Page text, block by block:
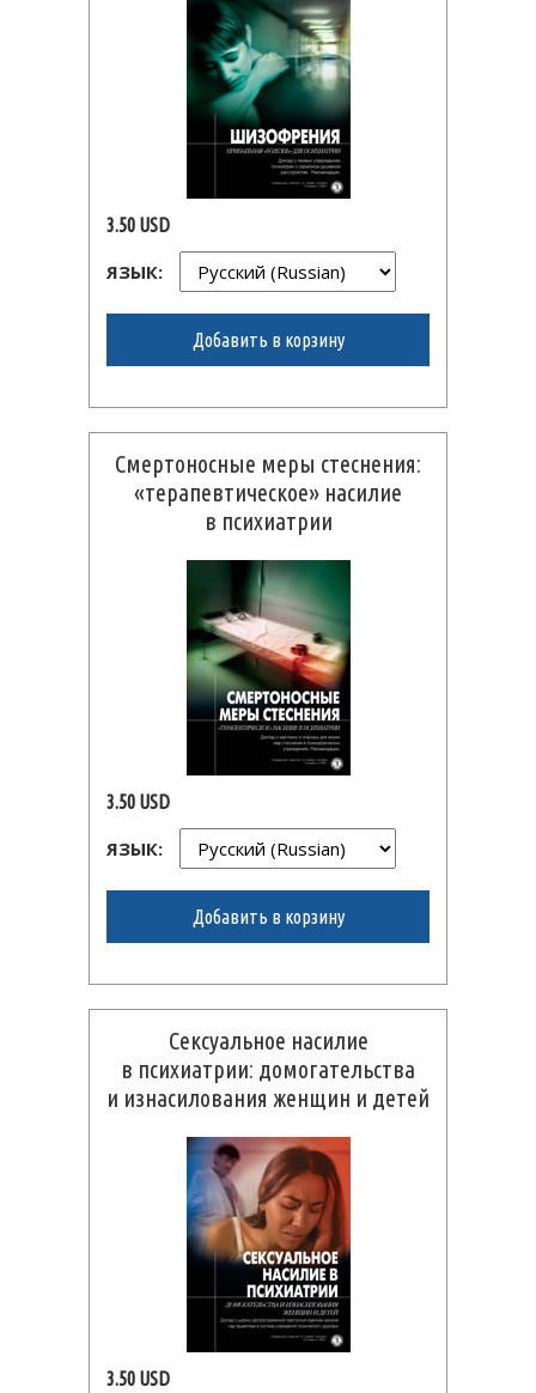
3.50 USD
ЯЗЫК:
Добавить в корзину
Смертоносные меры стеснения:
«терапевтическое» насилие
в психиатрии
3.50 USD
ЯЗЫК:
Добавить в корзину
Сексуальное насилие
в психиатрии: домогательства
и изнасилования женщин и детей
3.50 USD